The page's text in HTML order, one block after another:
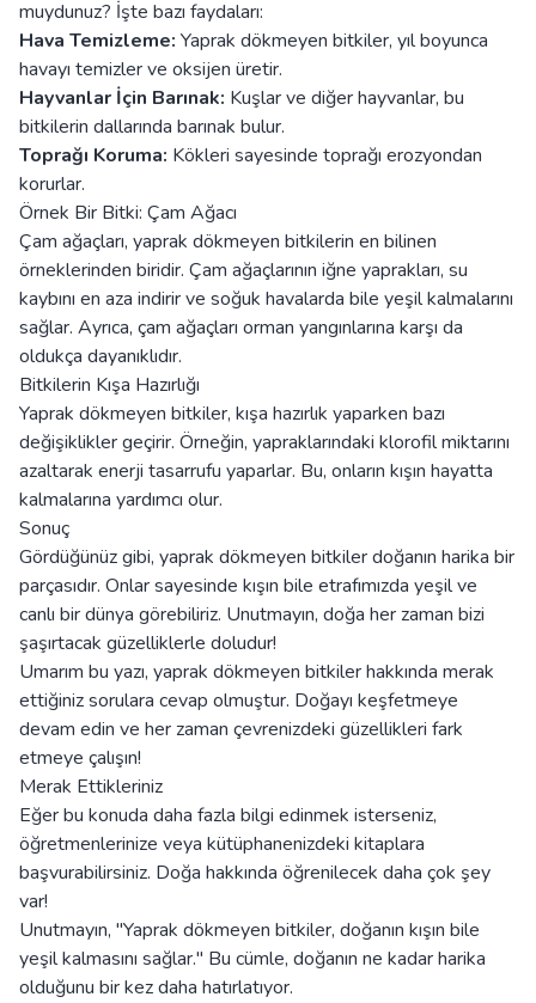
muydunuz? İşte bazı faydaları:
Hava Temizleme: Yaprak dökmeyen bitkiler, yıl boyunca
havayı temizler ve oksijen üretir.
Hayvanlar İçin Barınak: Kuşlar ve diğer hayvanlar, bu
bitkilerin dallarında barınak bulur.
Toprağı Koruma: Kökleri sayesinde toprağı erozyondan
korurlar.
Örnek Bir Bitki: Çam Ağacı
Çam ağaçları, yaprak dökmeyen bitkilerin en bilinen
örneklerinden biridir. Çam ağaçlarının iğne yaprakları, su
kaybını en aza indirir ve soğuk havalarda bile yeşil kalmalarını
sağlar. Ayrıca, çam ağaçları orman yangınlarına karşı da
oldukça dayanıklıdır.
Bitkilerin Kışa Hazırlığı
Yaprak dökmeyen bitkiler, kışa hazırlık yaparken bazı
değişiklikler geçirir. Örneğin, yapraklarındaki klorofil miktarını
azaltarak enerji tasarrufu yaparlar. Bu, onların kışın hayatta
kalmalarına yardımcı olur.
Sonuç
Gördüğünüz gibi, yaprak dökmeyen bitkiler doğanın harika bir
parçasıdır. Onlar sayesinde kışın bile etrafımızda yeşil ve
canlı bir dünya görebiliriz. Unutmayın, doğa her zaman bizi
şaşırtacak güzelliklerle doludur!
Umarım bu yazı, yaprak dökmeyen bitkiler hakkında merak
ettiğiniz sorulara cevap olmuştur. Doğayı keşfetmeye
devam edin ve her zaman çevrenizdeki güzellikleri fark
etmeye çalışın!
Merak Ettikleriniz
Eğer bu konuda daha fazla bilgi edinmek isterseniz,
öğretmenlerinize veya kütüphanenizdeki kitaplara
başvurabilirsiniz. Doğa hakkında öğrenilecek daha çok şey
var!
Unutmayın, "Yaprak dökmeyen bitkiler, doğanın kışın bile
yeşil kalmasını sağlar." Bu cümle, doğanın ne kadar harika
olduğunu bir kez daha hatırlatıyor.